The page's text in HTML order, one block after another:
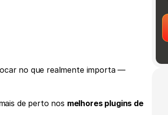
de perto nos melhores plugins de